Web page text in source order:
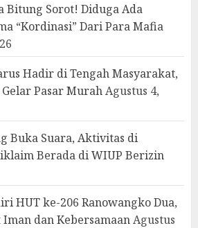
Bitung Sorot! Diduga Ada
“Kordinasi” Dari Para Mafia
Hadir di Tengah Masyarakat,
Pasar MurahAgustus 4,
Buka Suara, Aktivitas di
Berada di WIUP Berizin
HUT ke-206 Ranowangko Dua,
dan KebersamaanAgustus